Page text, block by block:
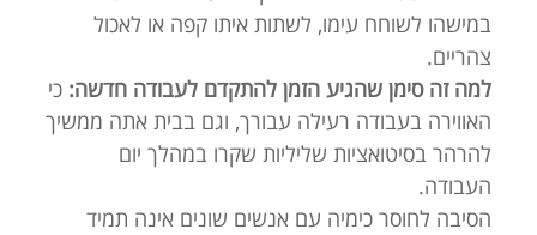
במישהו לשוחח עימו, לשתות איתו קפה או לאכול
צהריים.
למה זה סימן שהגיע הזמן להתקדם לעבודה חדשה: כי
האווירה בעבודה רעילה עבורך, וגם בבית אתה ממשיך
להרהר בסיטואציות שליליות שקרו במהלך יום
העבודה.
הסיבה לחוסר כימיה עם אנשים שונים אינה תמיד